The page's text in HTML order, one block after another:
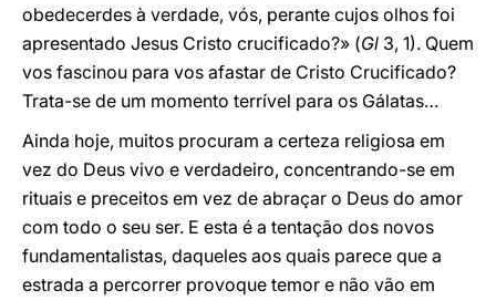
obedecerdes à verdade, vós, perante cujos olhos foi
apresentado Jesus Cristo crucificado?» (Gl 3, 1). Quem
vos fascinou para vos afastar de Cristo Crucificado?
Trata-se de um momento terrível para os Gálatas…
Ainda hoje, muitos procuram a certeza religiosa em
vez do Deus vivo e verdadeiro, concentrando-se em
rituais e preceitos em vez de abraçar o Deus do amor
com todo o seu ser. E esta é a tentação dos novos
fundamentalistas, daqueles aos quais parece que a
estrada a percorrer provoque temor e não vão em